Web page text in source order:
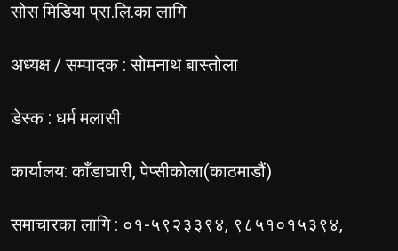
सोस मिडिया प्रा.लि.का लागि
अध्यक्ष / सम्पादक : सोमनाथ बास्तोला
डेस्क : धर्म मलासी
कार्यालय: काँडाघारी, पेप्सीकोला(काठमाडौं)
समाचारका लागि : ०१-५९२३३९४, ९८५१०१५३९४,